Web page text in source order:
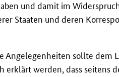
und damit im
Staaten und deren
Angelegenheiten sollte dem
erklärt werden, dass seitens